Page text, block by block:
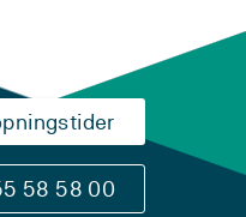
58 58 00